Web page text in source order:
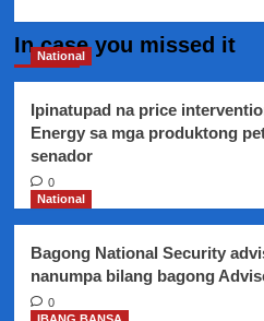
Paluan,
niyanig
ng
In case you missed it
National
Ipinatupad na price
Energy sa mga produktong
senador
0
National
Bagong National Security
nanumpa bilang bagong
0